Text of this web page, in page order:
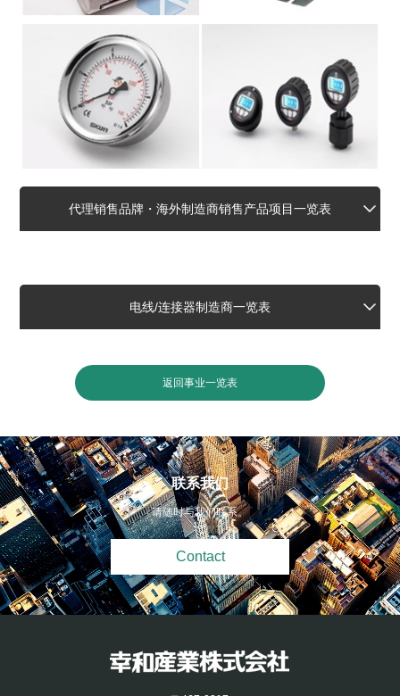
代理销售品牌・海外制造商销售产品项目一览表
电线/连接器制造商一览表
返回事业一览表
联系我们
请随时与我们联系。
Contact